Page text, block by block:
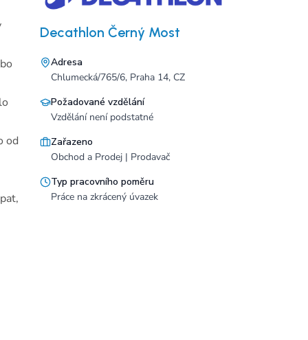
od
Decathlon Černý Most
Adresa
Chlumecká/765/6, Praha 14, CZ
Požadované vzdělání
Vzdělání není podstatné
Zařazeno
Obchod a Prodej | Prodavač
Typ pracovního poměru
Práce na zkrácený úvazek